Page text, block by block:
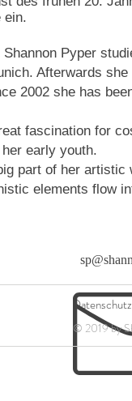
ein.
Pyper
Afterwards
2002 she has
fascination for
early youth.
part of her
elements flow
© 2019 by
Datenschutz